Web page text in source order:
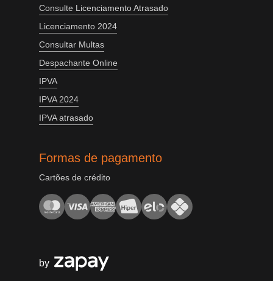
Consulte Licenciamento Atrasado
Licenciamento 2024
Consultar Multas
Despachante Online
IPVA
IPVA 2024
IPVA atrasado
Formas de pagamento
Cartões de crédito
by